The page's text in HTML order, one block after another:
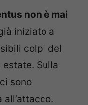
non è mai
iniziato a
colpi del
Sulla
sono